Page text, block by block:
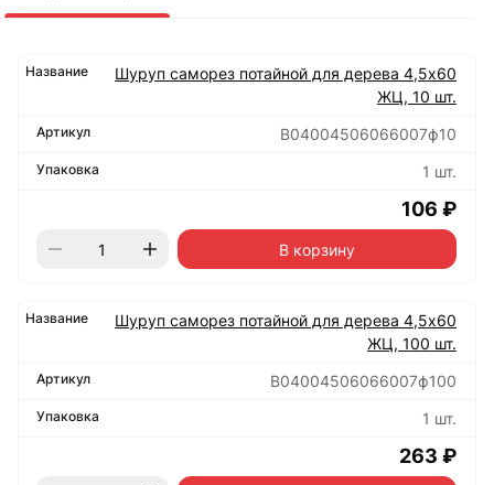
Шуруп саморез потайной для дерева 4,5х60
ЖЦ, 10 шт.
B04004506066007ф10
1 шт.
106 ₽
В корзину
Шуруп саморез потайной для дерева 4,5х60
ЖЦ, 100 шт.
B04004506066007ф100
1 шт.
263 ₽